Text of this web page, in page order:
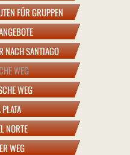
FÜR GRUPPEN
NACH SANTIAGO
WEG
WEG
NORTE
WEG